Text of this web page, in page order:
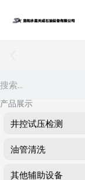
产品展示
井控试压检测
油管清洗
其他辅助设备